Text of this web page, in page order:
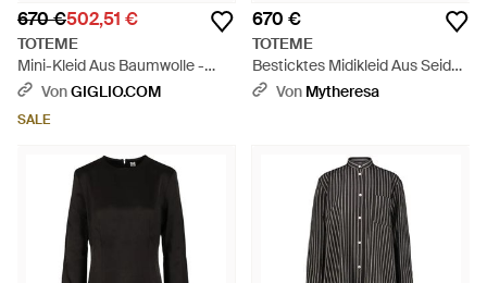
670 €502,51 €
TOTEME
Mini-Kleid Aus Baumwolle -
Schwarz
VonGIGLIO.COM
SALE
670 €
TOTEME
Besticktes Midikleid Aus Seide -
Schwarz
Von Mytheresa